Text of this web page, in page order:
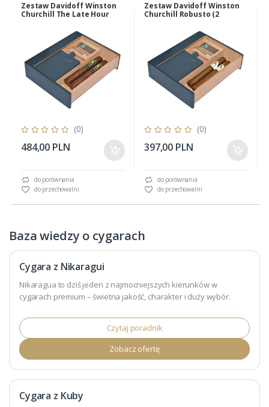
Zestaw Davidoff Winston
Churchill The Late Hour
piersiówka, akcesoria).
(0)
484,00 PLN
do porównania
do przechowalni
Zestaw Davidoff Winston
Churchill Robusto (2
(0)
397,00 PLN
do porównania
do przechowalni
Baza wiedzy o cygarach
Cygara z Nikaragui
Nikaragua to dziś jeden z najmocniejszych kierunków w
cygarach premium – świetna jakość, charakter i duży wybór.
Czytaj poradnik
Zobacz ofertę
Cygara z Kuby